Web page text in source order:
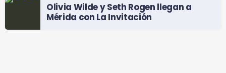
Olivia Wilde y Seth Rogen llegan a
Mérida con La Invitación